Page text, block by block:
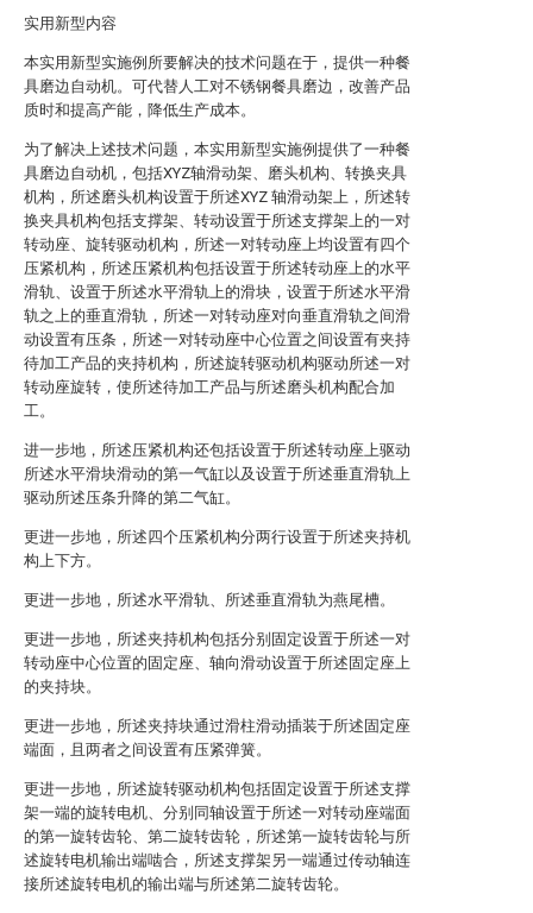
实用新型内容
本实用新型实施例所要解决的技术问题在于，提供一种餐
具磨边自动机。可代替人工对不锈钢餐具磨边，改善产品
质时和提高产能，降低生产成本。
为了解决上述技术问题，本实用新型实施例提供了一种餐
具磨边自动机，包括XYZ轴滑动架、磨头机构、转换夹具
机构，所述磨头机构设置于所述XYZ 轴滑动架上，所述转
换夹具机构包括支撑架、转动设置于所述支撑架上的一对
转动座、旋转驱动机构，所述一对转动座上均设置有四个
压紧机构，所述压紧机构包括设置于所述转动座上的水平
滑轨、设置于所述水平滑轨上的滑块，设置于所述水平滑
轨之上的垂直滑轨，所述一对转动座对向垂直滑轨之间滑
动设置有压条，所述一对转动座中心位置之间设置有夹持
待加工产品的夹持机构，所述旋转驱动机构驱动所述一对
转动座旋转，使所述待加工产品与所述磨头机构配合加
工。
进一步地，所述压紧机构还包括设置于所述转动座上驱动
所述水平滑块滑动的第一气缸以及设置于所述垂直滑轨上
驱动所述压条升降的第二气缸。
更进一步地，所述四个压紧机构分两行设置于所述夹持机
构上下方。
更进一步地，所述水平滑轨、所述垂直滑轨为燕尾槽。
更进一步地，所述夹持机构包括分别固定设置于所述一对
转动座中心位置的固定座、轴向滑动设置于所述固定座上
的夹持块。
更进一步地，所述夹持块通过滑柱滑动插装于所述固定座
端面，且两者之间设置有压紧弹簧。
更进一步地，所述旋转驱动机构包括固定设置于所述支撑
架一端的旋转电机、分别同轴设置于所述一对转动座端面
的第一旋转齿轮、第二旋转齿轮，所述第一旋转齿轮与所
述旋转电机输出端啮合，所述支撑架另一端通过传动轴连
接所述旋转电机的输出端与所述第二旋转齿轮。